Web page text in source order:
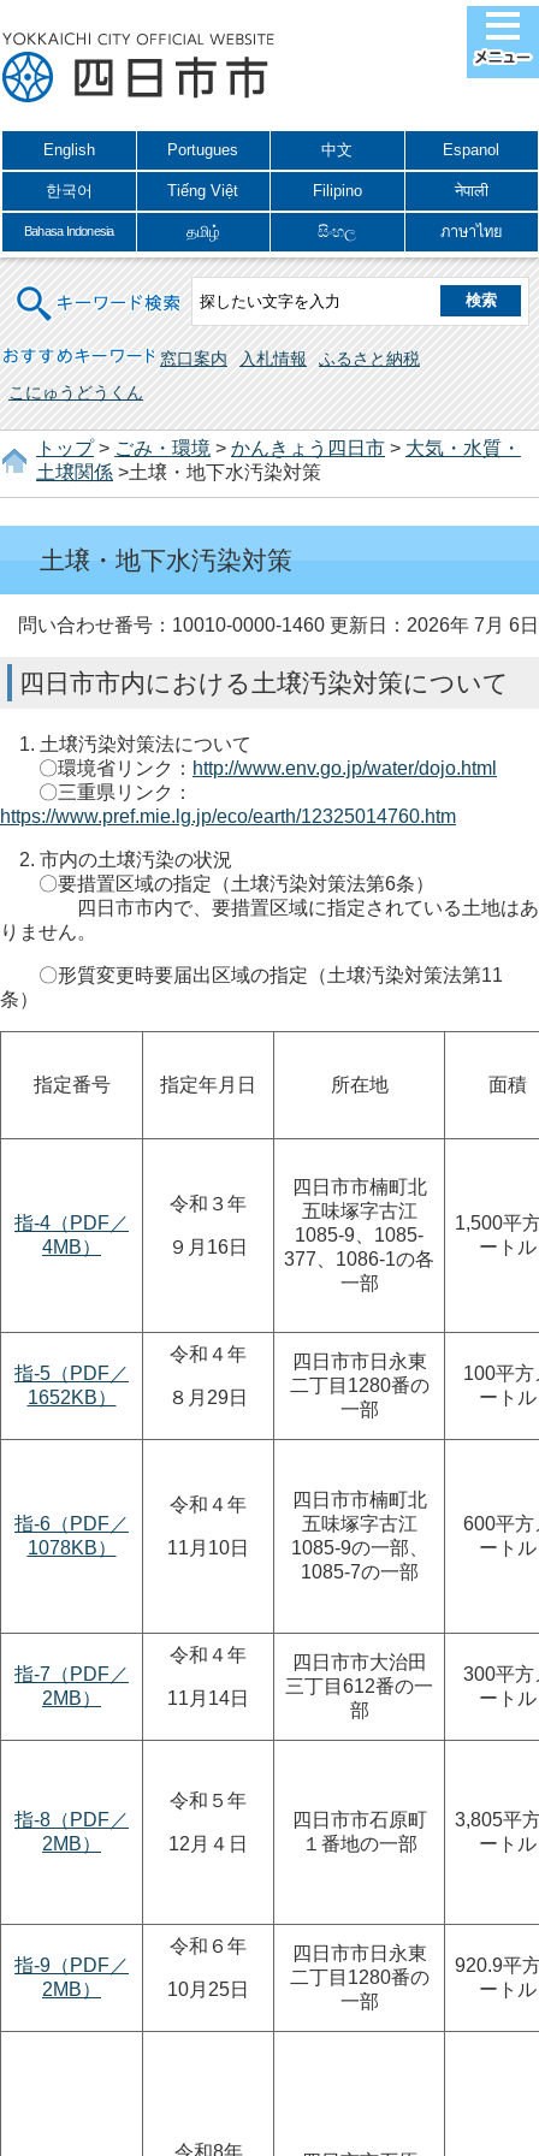
English Portugues 中文 Espanol
한국어 Tiếng Việt Filipino नेपाली
Bahasa Indonesia தமிழ் සිංහල ภาษาไทย
キーワード検索
おすすめキーワード 窓口案内 入札情報
ふるさと納税
こにゅうどうくん
トップ> ごみ・環境 > かんきょう四日市 > 大気・水質・
土壌関係 >土壌・地下水汚染対策
土壌・地下水汚染対策
問い合わせ番号：10010-0000-1460 更新日：2026年 7月 6日
四日市市内における土壌汚染対策について
1. 土壌汚染対策法について
〇環境省リンク： http://www.env.go.jp/water/dojo.html
〇三重県リンク：
https://www.pref.mie.lg.jp/eco/earth/12325014760.htm
2. 市内の土壌汚染の状況
〇要措置区域の指定（土壌汚染対策法第6条）
四日市市内で、要措置区域に指定されている土地はあ
りません。
〇形質変更時要届出区域の指定（土壌汚染対策法第11
条）
指定番号 指定年月日 所在地 面積
指-4（PDF／
4MB）
令和３年
９月16日
四日市市楠町北
五味塚字古江
1085-9、1085-
377、1086-1の各
一部
1,500平
ートル
指-5（PDF／
1652KB）
令和４年
８月29日
四日市市日永東
二丁目1280番の
一部
100平方
ートル
指-6（PDF／
1078KB）
令和４年
11月10日
四日市市楠町北
五味塚字古江
1085-9の一部、
1085-7の一部
600平方
ートル
指-7（PDF／
2MB）
令和４年
11月14日
四日市市大治田
三丁目612番の一
部
300平方
ートル
指-8（PDF／
2MB）
令和５年
12月４日
四日市市石原町
１番地の一部
3,805平
ートル
指-9（PDF／
2MB）
令和６年
10月25日
四日市市日永東
二丁目1280番の
一部
920.9平
ートル
令和8年